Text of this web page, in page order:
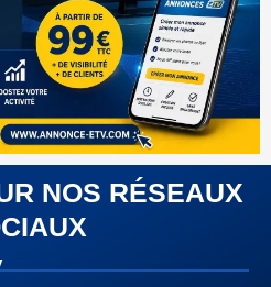
NOS RÉSEAUX